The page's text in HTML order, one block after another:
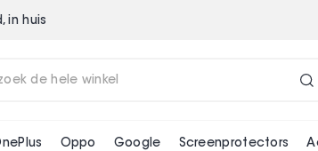
in huis
Oppo Google Screenprotectors